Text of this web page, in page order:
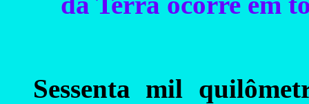
Sessenta mil